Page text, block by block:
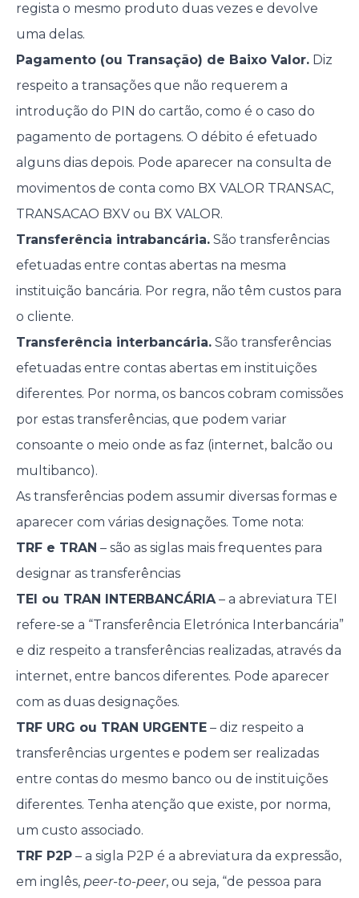
regista o mesmo produto duas vezes e devolve
uma delas.
Pagamento (ou Transação) de Baixo Valor.Diz
respeito a transações que não requerem a
introdução do PIN do cartão, como é o caso do
pagamento de portagens. O débito é efetuado
alguns dias depois. Pode aparecer na consulta de
movimentos de conta como BX VALOR TRANSAC,
TRANSACAO BXV ou BX VALOR.
Transferência intrabancária.São transferências
efetuadas entre contas abertas na mesma
instituição bancária. Por regra, não têm custos para
o cliente.
Transferência interbancária.São transferências
efetuadas entre contas abertas em instituições
diferentes. Por norma, os bancos cobram comissões
por estas transferências, que podem variar
consoante o meio onde as faz (internet, balcão ou
multibanco).
As transferências podem assumir diversas formas e
aparecer com várias designações. Tome nota:
TRF e TRAN – são as siglas mais frequentes para
designar as transferências
TEI ou TRAN INTERBANCÁRIA– a abreviatura TEI
refere-se a “Transferência Eletrónica Interbancária”
e diz respeito a transferências realizadas, através da
internet, entre bancos diferentes. Pode aparecer
com as duas designações.
TRF URG ou TRAN URGENTE– diz respeito a
transferências urgentes e podem ser realizadas
entre contas do mesmo banco ou de instituições
diferentes. Tenha atenção que existe, por norma,
um custo associado.
TRF P2P– a sigla P2P é a abreviatura da expressão,
em inglês, peer-to-peer, ou seja, “de pessoa para